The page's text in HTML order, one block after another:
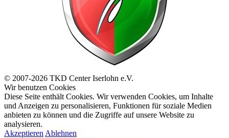
© 2007-2026 TKD Center Iserlohn e.V.
Wir benutzen Cookies
Diese Seite enthält Cookies. Wir verwenden Cookies, um Inhalte
und Anzeigen zu personalisieren, Funktionen für soziale Medien
anbieten zu können und die Zugriffe auf unsere Website zu
analysieren.
Akzeptieren Ablehnen